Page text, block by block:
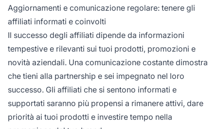
Aggiornamenti e comunicazione regolare: tenere gli
affiliati informati e coinvolti
Il successo degli affiliati dipende da informazioni
tempestive e rilevanti sui tuoi prodotti, promozioni e
novità aziendali. Una comunicazione costante dimostra
che tieni alla partnership e sei impegnato nel loro
successo. Gli affiliati che si sentono informati e
supportati saranno più propensi a rimanere attivi, dare
priorità ai tuoi prodotti e investire tempo nella